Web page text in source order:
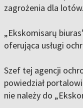
zagrożenia dla lotów.
„Ekskomisarų
oferująca usługi
Szef tej agencji
powiedział
nie należy do